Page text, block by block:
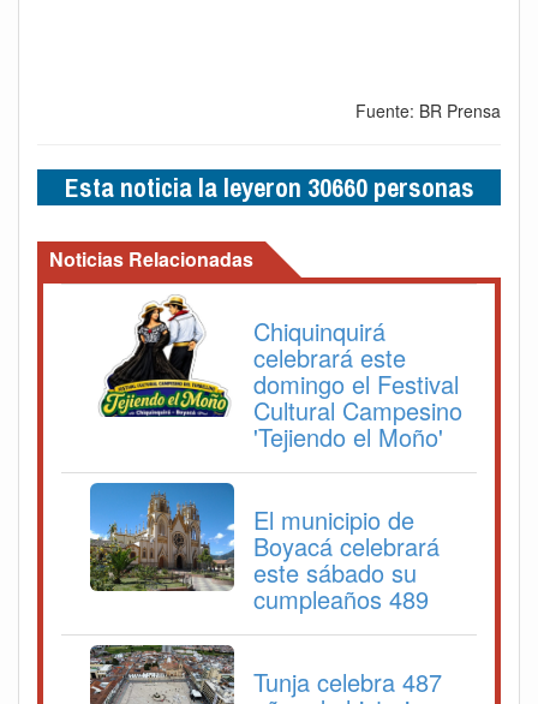
Fuente: BR Prensa
Esta noticia la leyeron 30660 personas
Noticias Relacionadas
Chiquinquirá
celebrará este
domingo el Festival
Cultural Campesino
'Tejiendo el Moño'
El municipio de
Boyacá celebrará
este sábado su
cumpleaños 489
Tunja celebra 487